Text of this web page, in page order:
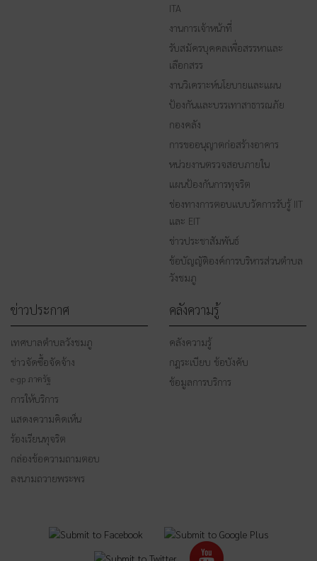
ITA
งานการเจ้าหน้าที่
รับสมัครบุคคลเพื่อสรรหาและ
เลือกสรร
งานวิเคราะห์นโยบายและแผน
ป้องกันและบรรเทาสาธารณภัย
กองคลัง
การขออนุญาตก่อสร้างอาคาร
หน่วยงานตรวจสอบภายใน
แผนป้องกันการทุจริต
ช่องทางการตอบแบบวัดการรับรู้ IIT
และ EIT
ข่าวประชาสัมพันธ์
ข้อบัญญัติองค์การบริหารส่วนตำบล
วังชมภู
ข่าวประกาศ
เทศบาลตำบลวังชมภู
ข่าวจัดซื้อจัดจ้าง
e-gp ภาครัฐ
การให้บริการ
แสดงความคิดเห็น
ร้องเรียนทุจริต
กล่องข้อความถามตอบ
ลงนามถวายพระพร
คลังความรู้
คลังความรู้
กฎระเบียบ ข้อบังคับ
ข้อมูลการบริการ